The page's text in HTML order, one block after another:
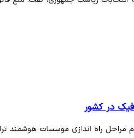
در کشور
مراحل راه اندازی موسسات هوشمند